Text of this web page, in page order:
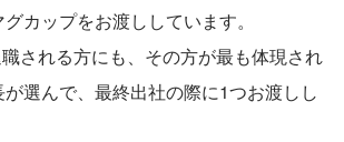
カップをお渡ししています。
される方にも、その方が最も体現され
選んで、最終出社の際に1つお渡しし